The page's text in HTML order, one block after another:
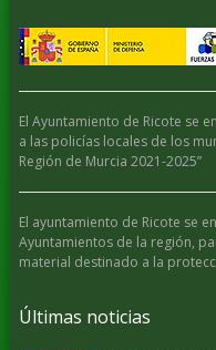
El Ayuntamiento de Ricote se
a las policías locales de los
Región de Murcia 2021-2025”
El ayuntamiento de Ricote se
Ayuntamientos de la región,
material destinado a la
Últimas noticias